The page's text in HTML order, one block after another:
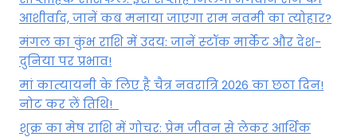
आशीर्वाद, जानें कब मनाया जाएगा राम नवमी का त्योहार?
मंगल का कुंभ राशि में उदय: जानें स्‍टॉक मार्केट और देश-
दुनिया पर प्रभाव!
मां कात्‍यायनी के लिए है चैत्र नवरात्रि 2026 का छठा दिन!
नोट कर लें तिथि!
शुक्र का मेष राशि में गोचर: प्रेम जीवन से लेकर आर्थिक